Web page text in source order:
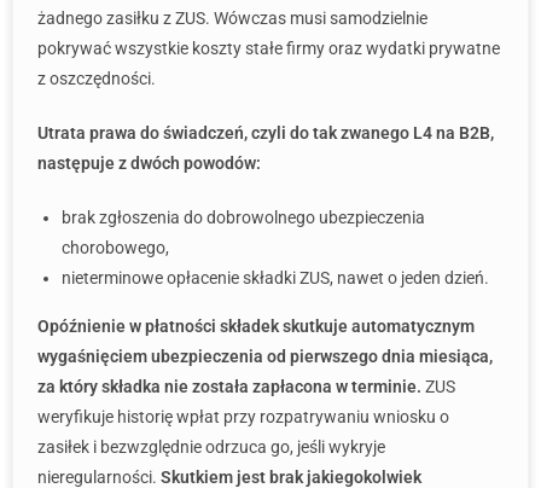
żadnego zasiłku z ZUS. Wówczas musi samodzielnie
pokrywać wszystkie koszty stałe firmy oraz wydatki prywatne
z oszczędności.
Utrata prawa do świadczeń, czyli do tak zwanego L4 na B2B,
następuje z dwóch powodów:
brak zgłoszenia do dobrowolnego ubezpieczenia
chorobowego,
nieterminowe opłacenie składki ZUS, nawet o jeden dzień.
Opóźnienie w płatności składek skutkuje automatycznym
wygaśnięciem ubezpieczenia od pierwszego dnia miesiąca,
za który składka nie została zapłacona w terminie. ZUS
weryfikuje historię wpłat przy rozpatrywaniu wniosku o
zasiłek i bezwzględnie odrzuca go, jeśli wykryje
nieregularności. Skutkiem jest brak jakiegokolwiek